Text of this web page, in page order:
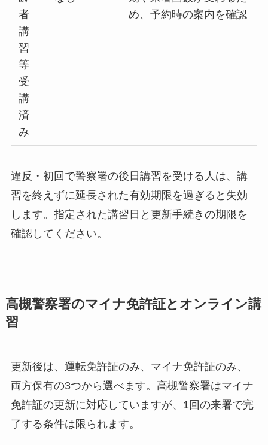
者
講
習
等
受
講
済
み
め、予約時の案内を確認
違反・初回で警察署の後日講習を受ける人は、講
習を終えずに延長された有効期限を過ぎると失効
します。指定された講習日と更新手続きの期限を
確認してください。
高槻警察署のマイナ免許証とオンライン講
習
更新後は、運転免許証のみ、マイナ免許証のみ、
両方保有の3つから選べます。高槻警察署はマイナ
免許証の更新に対応していますが、1回の来署で完
了する条件は限られます。